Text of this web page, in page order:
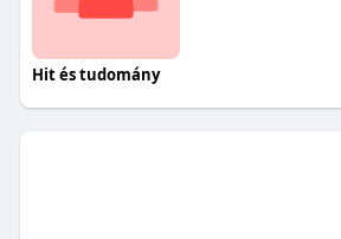
Hit és tudomány